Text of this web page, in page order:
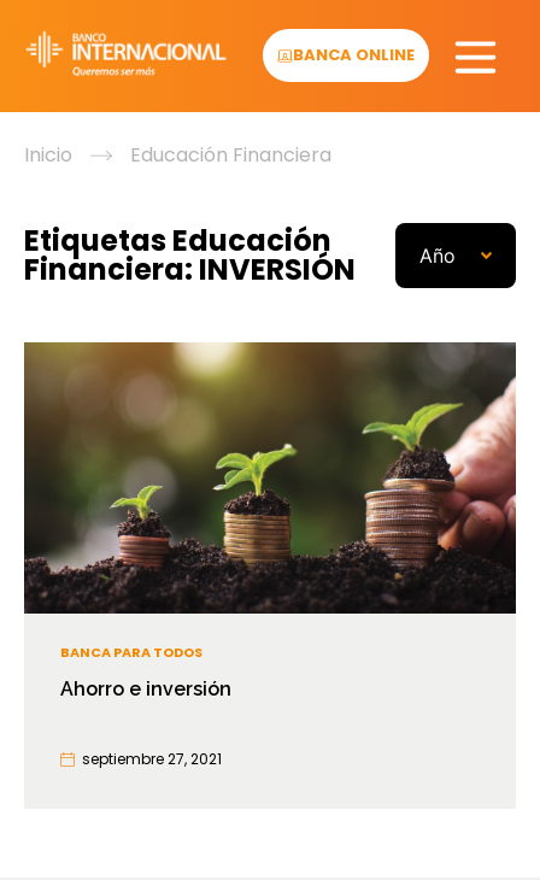
content
BANCA ONLINE
Inicio Educación Financiera
Etiquetas Educación
Financiera: INVERSIÓN
BANCA PARA TODOS
Ahorro e inversión
septiembre 27, 2021